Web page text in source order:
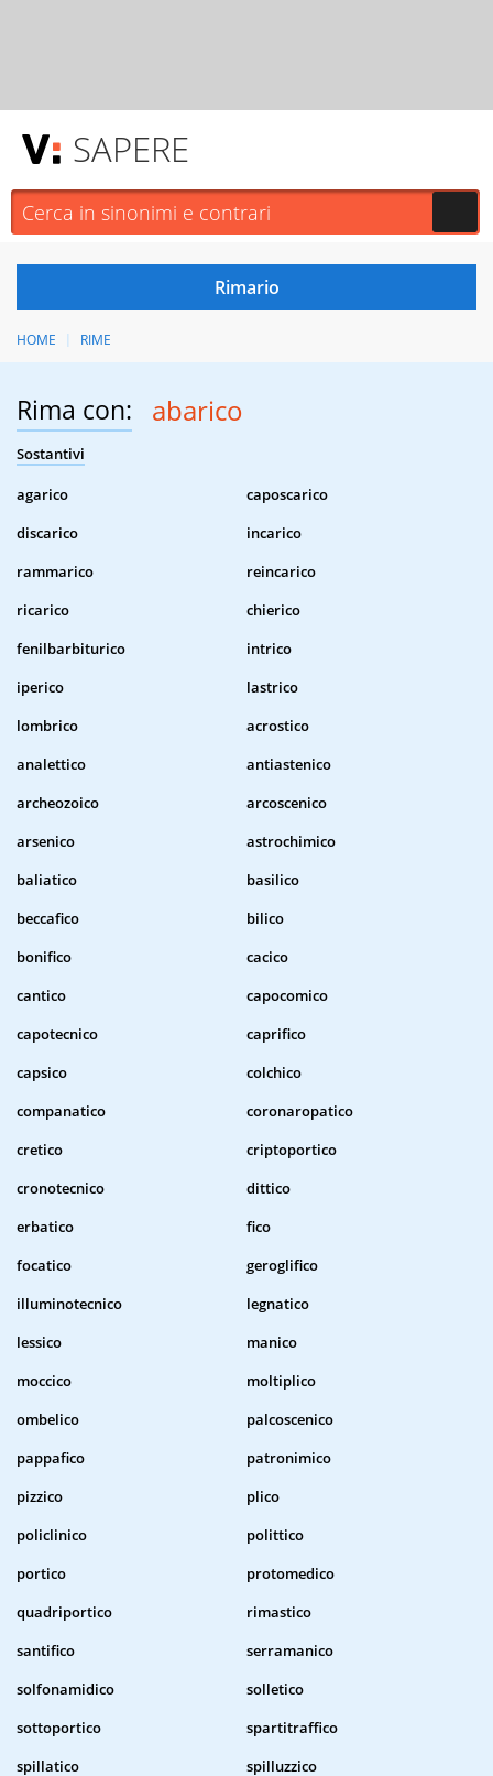
SAPERE
HOME RIME
Rima con: abarico
Sostantivi
agarico
caposcarico
discarico
incarico
rammarico
reincarico
ricarico
chierico
fenilbarbiturico
intrico
iperico
lastrico
lombrico
acrostico
analettico
antiastenico
archeozoico
arcoscenico
arsenico
astrochimico
baliatico
basilico
beccafico
bilico
bonifico
cacico
cantico
capocomico
capotecnico
caprifico
capsico
colchico
companatico
coronaropatico
cretico
criptoportico
cronotecnico
dittico
erbatico
fico
focatico
geroglifico
illuminotecnico
legnatico
lessico
manico
moccico
moltiplico
ombelico
palcoscenico
pappafico
patronimico
pizzico
plico
policlinico
polittico
portico
protomedico
quadriportico
rimastico
santifico
serramanico
solfonamidico
solletico
sottoportico
spartitraffico
spillatico
spilluzzico